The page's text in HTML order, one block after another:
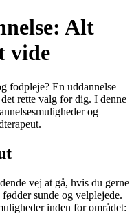
Alt
vide
fodpleje? En uddannelse
rette valg for dig. I denne
og
vej at gå, hvis du gerne
sunde og velplejede.
inden for området: